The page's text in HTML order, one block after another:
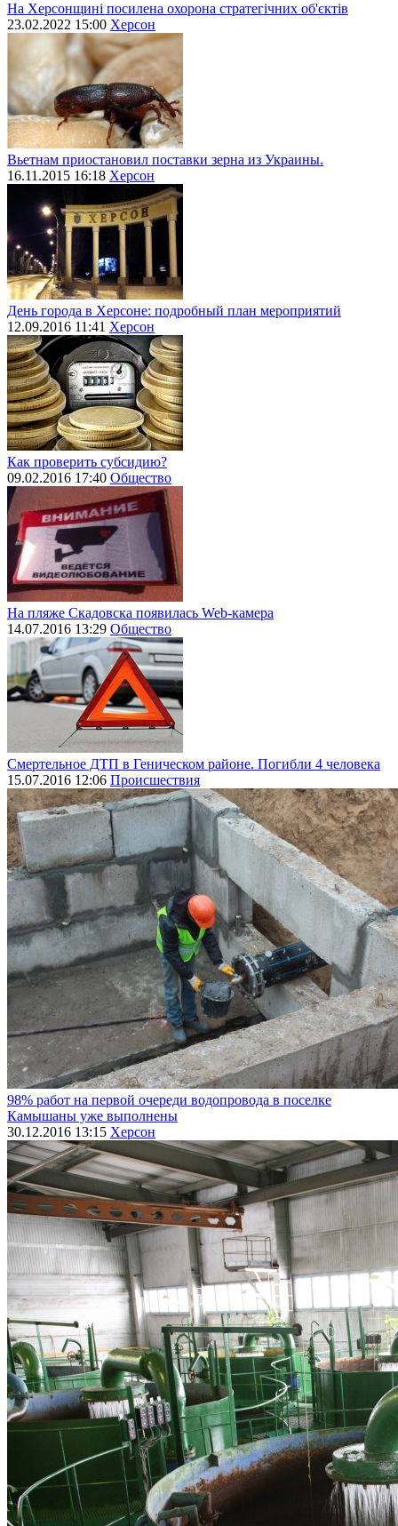
На Херсонщині посилена охорона стратегічних об'єктів
23.02.2022 15:00 Херсон
Вьетнам приостановил поставки зерна из Украины.
16.11.2015 16:18 Херсон
День города в Херсоне: подробный план мероприятий
12.09.2016 11:41 Херсон
Как проверить субсидию?
09.02.2016 17:40 Общество
На пляже Скадовска появилась Web-камера
14.07.2016 13:29 Общество
Смертельное ДТП в Геническом районе. Погибли 4 человека
15.07.2016 12:06 Происшествия
98% работ на первой очереди водопровода в поселке
Камышаны уже выполнены
30.12.2016 13:15 Херсон